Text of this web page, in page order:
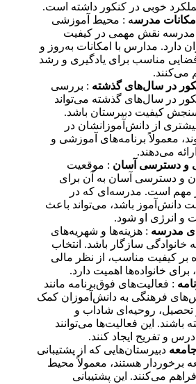
خوبی در کنکور داشته است.
مدرسه : محیط آموزشی
مدرسه نقش مهمی در کیفیت
دارد. مدارس با امکانات به‌روز و
مناسب برای یادگیری و رشد
می‌کنند.
در سال‌های گذشته : بررسی
در سال‌های گذشته می‌تواند
کیفیت دبیرستان باشد.
از دانش‌آموزانشان در
معمولاً برنامه‌های آموزشی و
می‌دهند.
و دسترسی آسان : موقعیت
و دسترسی آسان به آن برای
مهم است. مدرسه‌ای که در
دانش‌آموز باشد، می‌تواند باعث
و انرژی او شود.
مدرسه : هزینه‌ها و شهریه‌های
خانوادگی سازگار باشد. انتخاب
بر کیفیت مناسب، از نظر مالی
برای خانواده‌ها اهمیت دارد.
: فعالیت‌های فوق‌برنامه مانند
فرهنگی به دانش‌آموزان کمک
تحصیل، روحیه‌ای شاداب و
باشند. این فعالیت‌ها می‌توانند
و تفریح ایجاد کنند.
دبیرستان‌هایی که از پشتیبانی
برخوردار هستند، معمولاً محیط
می‌کنند. این پشتیبانی